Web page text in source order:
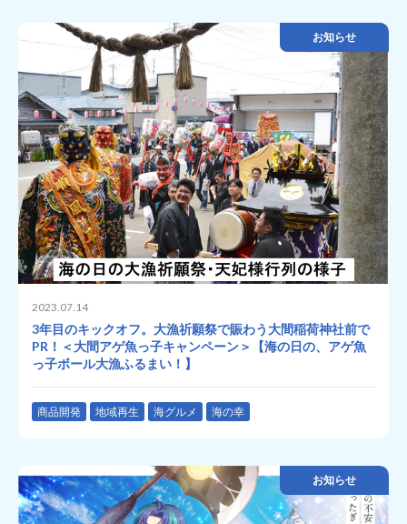
お知らせ
2023.07.14
3年目のキックオフ。大漁祈願祭で賑わう大間稲荷神社前で
PR！＜大間アゲ魚っ子キャンペーン＞【海の日の、アゲ魚
っ子ボール大漁ふるまい！】
商品開発 地域再生 海グルメ 海の幸
お知らせ